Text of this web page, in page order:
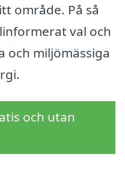
område. På så
val och
och miljömässiga
och utan